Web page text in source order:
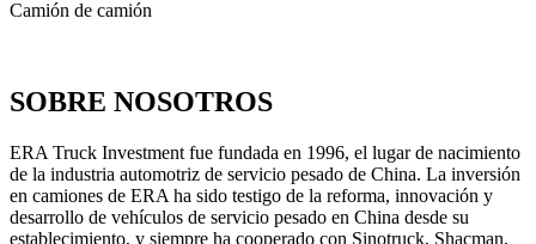
Camión de camión
SOBRE NOSOTROS
ERA Truck Investment fue fundada en 1996, el lugar de nacimiento
de la industria automotriz de servicio pesado de China. La inversión
en camiones de ERA ha sido testigo de la reforma, innovación y
desarrollo de vehículos de servicio pesado en China desde su
establecimiento, y siempre ha cooperado con Sinotruck, Shacman,